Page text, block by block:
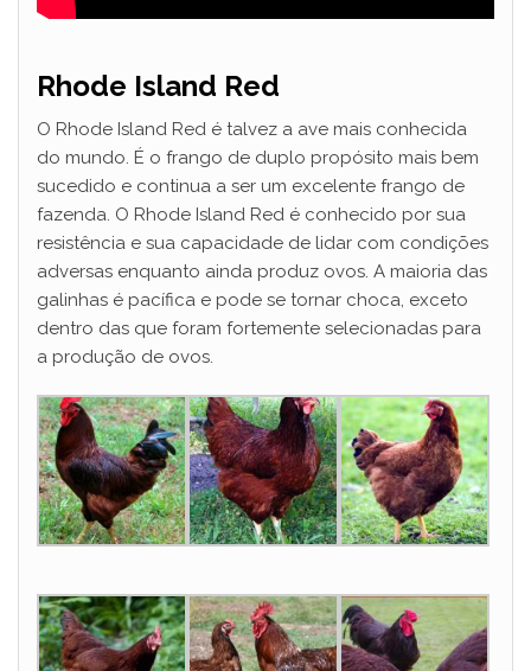
Rhode Island Red
O Rhode Island Red é talvez a ave mais conhecida
do mundo. É o frango de duplo propósito mais bem
sucedido e continua a ser um excelente frango de
fazenda. O Rhode Island Red é conhecido por sua
resistência e sua capacidade de lidar com condições
adversas enquanto ainda produz ovos. A maioria das
galinhas é pacífica e pode se tornar choca, exceto
dentro das que foram fortemente selecionadas para
a produção de ovos.